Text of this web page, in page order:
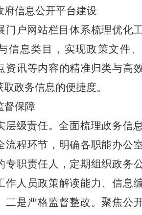
府信息公开平台建设
门户网站栏目体系梳理优化
信息类目，实现政策文件
资讯等内容的精准归类与高
政务信息的便捷度。
督保障
层级责任。全面梳理政务信
流程环节，明确各职能办公
专职责任人，定期组织政务
作人员政策解读能力、信息
二是严格监督整改。聚焦公